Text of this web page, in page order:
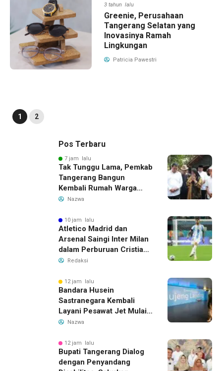
3 tahun lalu
Greenie, Perusahaan
Tangerang Selatan yang
Inovasinya Ramah
Lingkungan
Patricia Pawestri
1 2
Pos Terbaru
7 jam lalu
Tak Tunggu Lama, Pemkab
Tangerang Bangun
Kembali Rumah Warga
yang Roboh Akibat Puting
Nazwa
10 jam lalu
Atletico Madrid dan
Arsenal Saingi Inter Milan
dalam Perburuan Cristian
Romero, Transfer Bek
Redaksi
12 jam lalu
Bandara Husein
Sastranegara Kembali
Layani Pesawat Jet Mulai
14 Agustus 2026, Garuda
Bandung-Denpasar
Nazwa
12 jam lalu
Bupati Tangerang Dialog
dengan Penyandang